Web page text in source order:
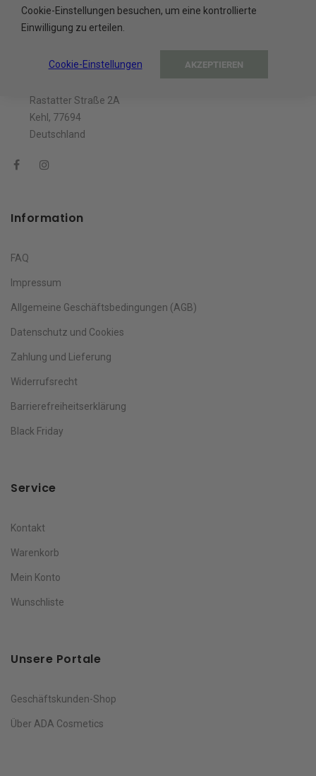
Unternehmen
ADA Cosmetics International GmbH
Rastatter Straße 2A
Kehl, 77694
Deutschland
Information
FAQ
Impressum
Allgemeine Geschäftsbedingungen (AGB)
Datenschutz und Cookies
Zahlung und Lieferung
Widerrufsrecht
Barrierefreiheitserklärung
Black Friday
Service
Kontakt
Warenkorb
Mein Konto
Wunschliste
Unsere Portale
Geschäftskunden-Shop
Über ADA Cosmetics
Cookie-Einstellungen besuchen, um eine kontrollierte
Einwilligung zu erteilen.
Cookie-Einstellungen AKZEPTIEREN